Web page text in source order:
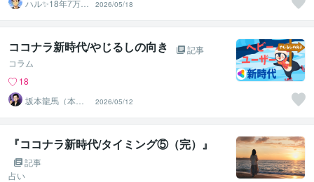
ハル✨18年7万人
以上の実績×書籍
著者
2026/05/18
ココナラ新時代/やじるしの向き
記事
コラム
18
坂本龍馬（本
名）
2026/05/12
『ココナラ新時代/タイミング⑤（完）』
記事
占い